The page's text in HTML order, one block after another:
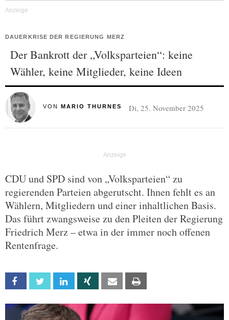
DAUERKRISE DER REGIERUNG MERZ
Der Bankrott der „Volksparteien“: keine
Wähler, keine Mitglieder, keine Ideen
VON MARIO THURNES Di, 25. November 2025
CDU und SPD sind von „Volksparteien“ zu
regierenden Parteien abgerutscht. Ihnen fehlt es an
Wählern, Mitgliedern und einer inhaltlichen Basis.
Das führt zwangsweise zu den Pleiten der Regierung
Friedrich Merz – etwa in der immer noch offenen
Rentenfrage.
Facebook Twitter Linkedin Xing Email